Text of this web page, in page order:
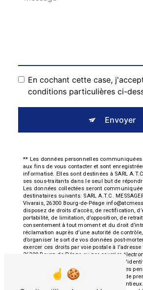
En cochant cette case,
conditions particulières ci-
Envoyer
** Les données personnelles
aux fins de vous contacter et sont
informatisé. Elles sont destinées à SARL A.T.C.
ses sous-traitants dans le seul but de
Les données collectées seront
destinataires suivants: SARL A.T.C.
Vivarais, 26300 Bourg-de-Péage
disposez de droits d’accès, de rectification,
portabilité, de limitation, d’opposition, de
consentement à tout moment et du droit
réclamation auprès d’une autorité de
d’organiser le sort de vos données post-
exercer ces droits par voie postale à
26300 Bourg-de-Péage ou par courrier
info@atcmessagerie.fr. Un justificatif
demandé. Nous conservons vos données
prise de contact puis pendant la durée de
fins probatoires et de gestion des